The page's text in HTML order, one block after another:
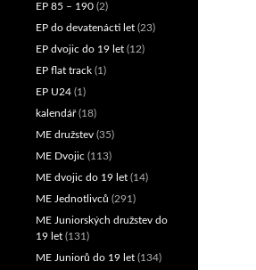
EP 85 – 190 (2)
EP do devatenácti let (23)
EP dvojic do 19 let (12)
EP flat track (1)
EP U24 (1)
kalendář(18)
ME družstev (35)
ME Dvojic (113)
ME dvojic do 19 let (14)
ME Jednotlivců (291)
ME Juniorských družstev do
19 let (131)
ME Juniorů do 19 let (134)